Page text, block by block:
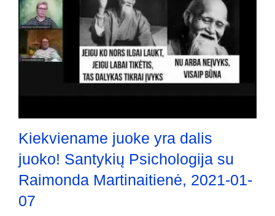
Kiekviename juoke yra dalis
juoko! Santykių Psichologija su
Raimonda Martinaitienė, 2021-01-
07